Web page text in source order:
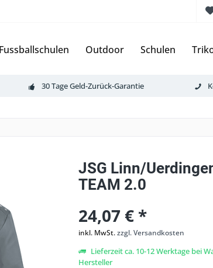
Fussballschulen Outdoor Schulen
30 Tage Geld-Zurück-Garantie
JSG Linn/
TEAM 2.0
24,07 € *
inkl. MwSt.zzgl. Versandkosten
Lieferzeit ca. 10-12 Werktage bei
Hersteller